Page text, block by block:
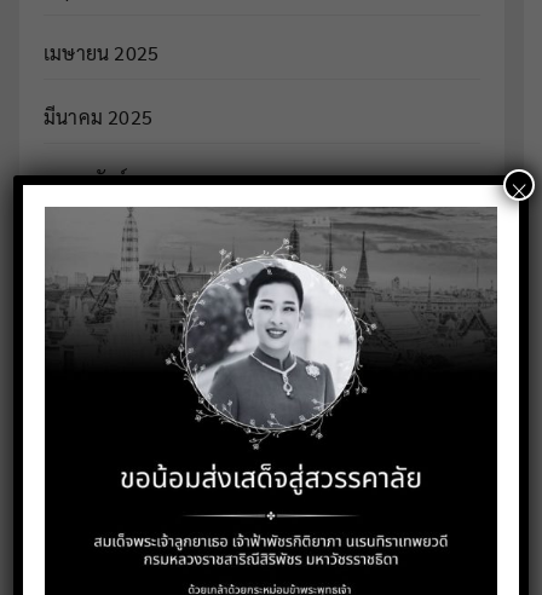
เมษายน 2025
มีนาคม 2025
กุมภาพันธ์ 2025
มกราคม 2025
ธันวาคม 2024
จดหมายข่าว
ประกาศ
×